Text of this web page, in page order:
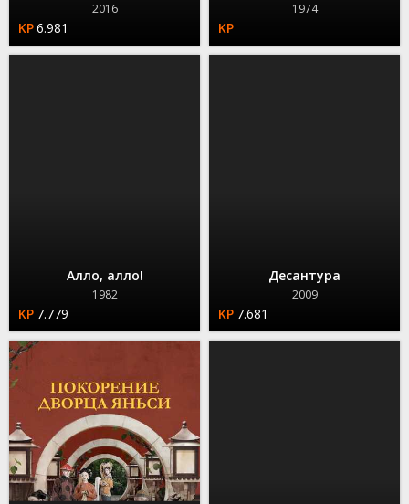
2016
6.981
1974
Алло, алло!
1982
7.779
Десантура
2009
7.681